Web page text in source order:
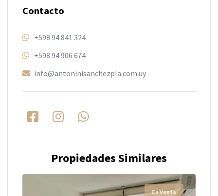
Contacto
+598 94 841 324
+598 94 906 674
info@antoninisanchezpla.com.uy
Propiedades Similares
En Venta